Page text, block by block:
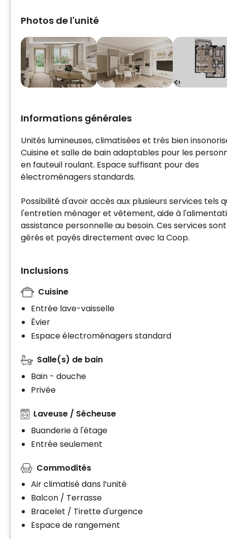
Photos de l'unité
Informations générales
Unités lumineuses, climatisées et très bien
Cuisine et salle de bain adaptables pour les
en fauteuil roulant. Espace suffisant pour des
électroménagers standards.
Possibilité d'avoir accès aux plusieurs services tels
l'entretien ménager et vêtement, aide à
assistance personnelle au besoin. Ces services sont
gérés et payés directement avec la Coop.
Inclusions
Cuisine
Entrée lave-vaisselle
Évier
Espace électroménagers standard
Salle(s) de bain
Bain - douche
Privée
Laveuse / Sécheuse
Buanderie à l'étage
Entrée seulement
Commodités
Air climatisé dans l’unité
Balcon / Terrasse
Bracelet / Tirette d'urgence
Espace de rangement